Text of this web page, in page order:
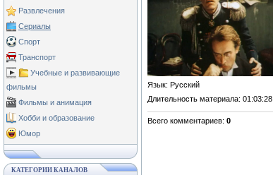
Развлечения
Сериалы
Спорт
Транспорт
Учебные и развивающие
фильмы
Фильмы и анимация
Хобби и образование
Юмор
КАТЕГОРИИ КАНАЛОВ
Язык: Русский
Длительность материала: 01:03:28
Всего комментариев: 0